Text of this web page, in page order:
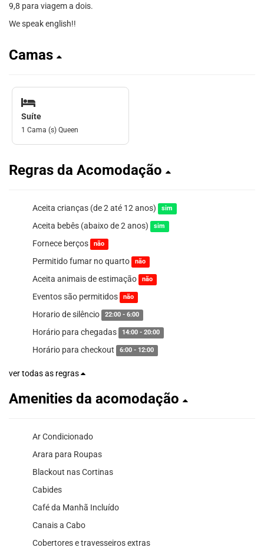
9,8 para viagem a dois.
We speak english!!
Camas
Suíte
1 Cama (s) Queen
Regras da Acomodação
Aceita crianças (de 2 até 12 anos) sim
Aceita bebês (abaixo de 2 anos) sim
Fornece berços não
Permitido fumar no quarto não
Aceita animais de estimação não
Eventos são permitidos não
Horario de silêncio 22:00 - 6:00
Horário para chegadas 14:00 - 20:00
Horário para checkout 6:00 - 12:00
ver todas as regras
Amenities da acomodação
Ar Condicionado
Arara para Roupas
Blackout nas Cortinas
Cabides
Café da Manhã Incluído
Canais a Cabo
Cobertores e travesseiros extras